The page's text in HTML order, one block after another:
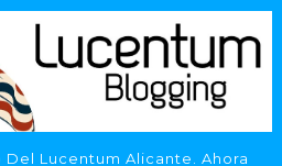
Lucentum Alicante. Ahora